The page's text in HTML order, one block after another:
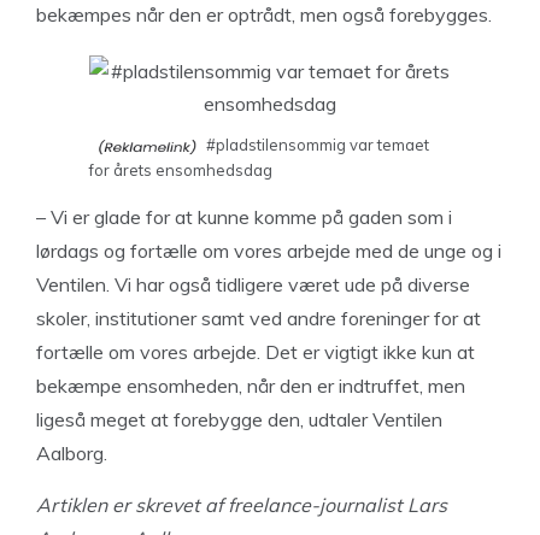
bekæmpes når den er optrådt, men også forebygges.
#pladstilensommig var temaet
for årets ensomhedsdag
– Vi er glade for at kunne komme på gaden som i
lørdags og fortælle om vores arbejde med de unge og i
Ventilen. Vi har også tidligere været ude på diverse
skoler, institutioner samt ved andre foreninger for at
fortælle om vores arbejde. Det er vigtigt ikke kun at
bekæmpe ensomheden, når den er indtruffet, men
ligeså meget at forebygge den, udtaler Ventilen
Aalborg.
Artiklen er skrevet af freelance-journalist Lars